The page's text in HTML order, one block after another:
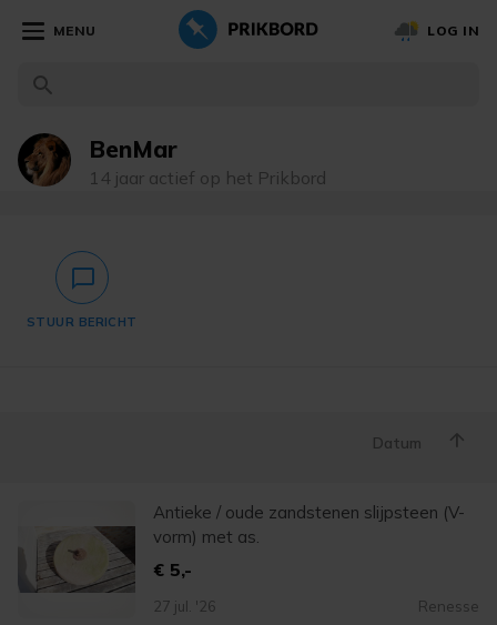
MENU LOG IN
BenMar
14 jaar actief op het Prikbord
chat_bubble_outlined
STUUR BERICHT
Datum
Antieke / oude zandstenen slijpsteen (V-
vorm) met as.
€ 5,-
Renesse
27 jul. '26